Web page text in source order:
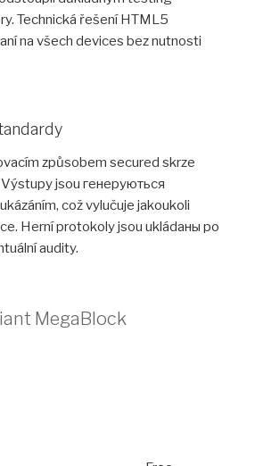
Technická řešení HTML5
na všech devices bez nutnosti
způsobem secured skrze
jsou генеруються
což vylučuje jakoukoli
Herní protokoly jsou ukládаны po
audity.
MegaBlock